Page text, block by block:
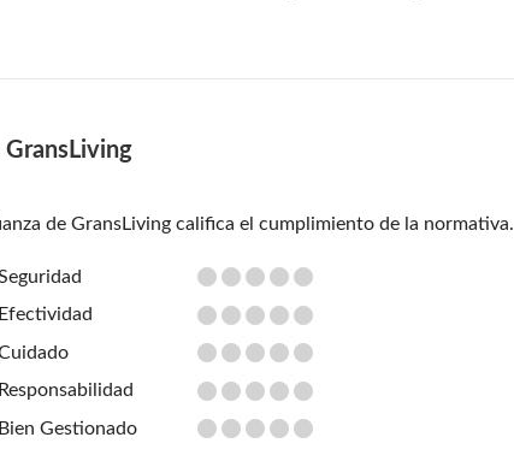
de GransLiving califica el cumplimiento de la normativa.
Efectividad
Responsabilidad
Bien Gestionado